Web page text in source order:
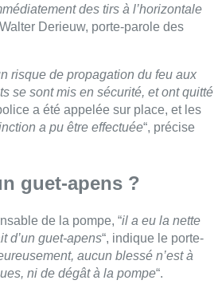
des tirs à l’horizontale
Derieuw, porte-parole des
risque de propagation du feu aux
se sont mis en sécurité, et ont quitté
a été appelée sur place, et les
a pu être effectuée“, précise
guet-apens ?
de la pompe, “il a eu la nette
d’un guet-apens“, indique le porte-
aucun blessé n’est à
ni de dégât à la pompe“.